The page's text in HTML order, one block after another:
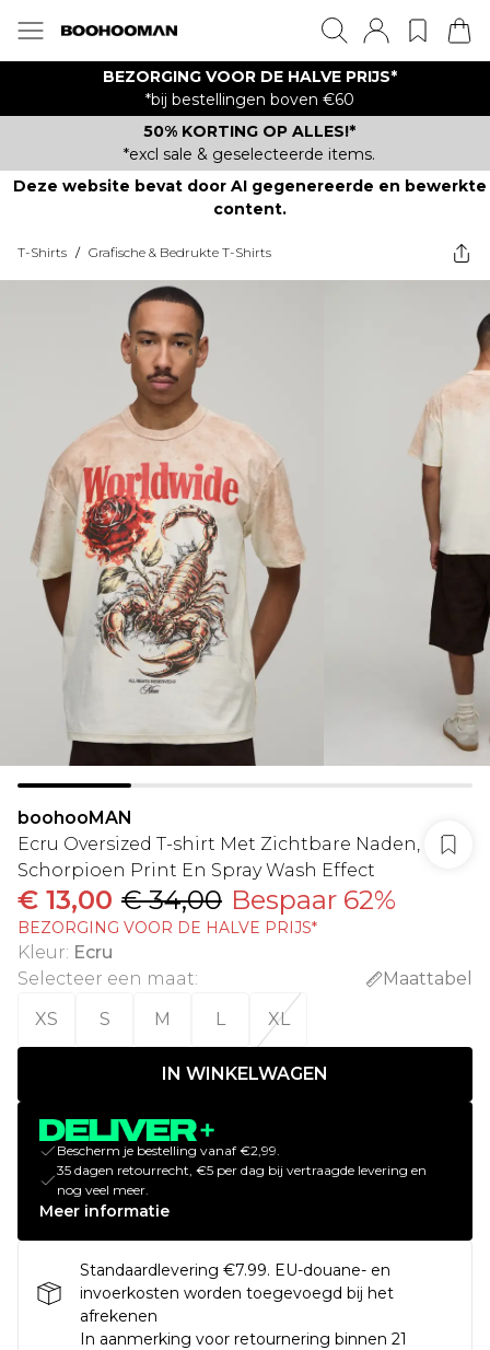
BEZORGING VOOR DE HALVE PRIJS*
*bij bestellingen boven €60
50% KORTING OP ALLES!*
*excl sale & geselecteerde items.
Deze website bevat door AI gegenereerde en bewerkte
content.
T-Shirts / Grafische & Bedrukte T-Shirts
boohooMAN
Ecru Oversized T-shirt Met Zichtbare Naden,
Schorpioen Print En Spray Wash Effect
€ 13,00 € 34,00 Bespaar 62%
BEZORGING VOOR DE HALVE PRIJS*
Kleur: Ecru
Selecteer een maat:
Maattabel
XS
S M L XL
IN WINKELWAGEN
Bescherm je bestelling vanaf €2,99.
35 dagen retourrecht, €5 per dag bij vertraagde levering en
nog veel meer.
Meer informatie
Standaardlevering €7.99. EU-douane- en
invoerkosten worden toegevoegd bij het
afrekenen
In aanmerking voor retournering binnen 21